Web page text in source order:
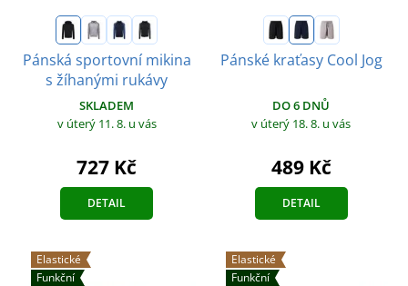
Pánská sportovní mikina
s žíhanými rukávy
SKLADEM
v úterý 11. 8. u vás
727 Kč
DETAIL
Pánské kraťasy Cool Jog
DO 6 DNŮ
v úterý 18. 8. u vás
489 Kč
DETAIL
Elastické
Funkční
Elastické
Funkční